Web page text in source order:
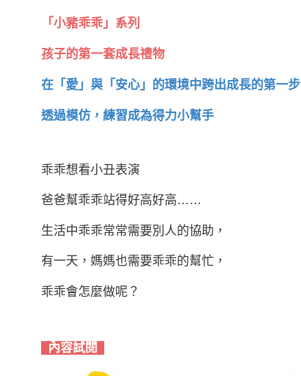
「小豬乖乖」系列
孩子的第一套成長禮物
在「愛」與「安心」的環境中跨出成長的第一步
透過模仿，練習成為得力小幫手
乖乖想看小丑表演
爸爸幫乖乖站得好高好高……
生活中乖乖常常需要別人的協助，
有一天，媽媽也需要乖乖的幫忙，
乖乖會怎麼做呢？
內容試閱